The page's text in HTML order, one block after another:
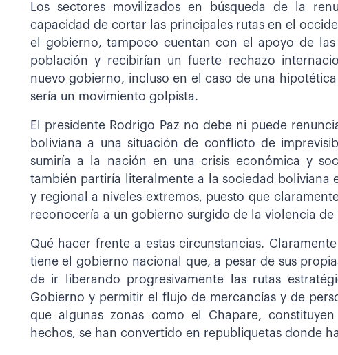
Los sectores movilizados en búsqueda de la
capacidad de cortar las principales rutas en el
el gobierno, tampoco cuentan con el apoyo de
población y recibirían un fuerte rechazo
nuevo gobierno, incluso en el caso de una
sería un movimiento golpista.
El presidente Rodrigo Paz no debe ni puede
boliviana a una situación de conflicto de
sumiría a la nación en una crisis económica y
también partiría literalmente a la sociedad boliviana
y regional a niveles extremos, puesto que
reconocería a un gobierno surgido de la violencia de
Qué hacer frente a estas circunstancias.
tiene el gobierno nacional que, a pesar de sus
de ir liberando progresivamente las rutas
Gobierno y permitir el flujo de mercancías y de
que algunas zonas como el Chapare,
hechos, se han convertido en republiquetas donde